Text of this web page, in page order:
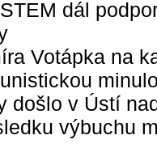
dál
Votápka na
došlo v Ústí
výbuchu